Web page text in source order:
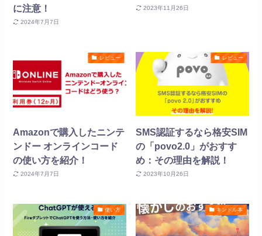
に注意！
2024年7月7日
2023年11月26日
レビュー
Amazonで購入したニンテ
ンドー オンラインコード
の使い方を紹介！
2024年7月7日
レビュー
SMS認証するなら格安SIM
の「povo2.0」がおすす
め：その理由を解説！
2023年10月26日
使い方 キンドル本